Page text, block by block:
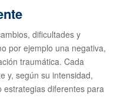
dificultades y
por ejemplo una negativa,
traumática. Cada
y, según su intensidad,
diferentes para